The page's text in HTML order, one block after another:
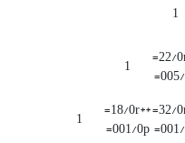
1
005/
1
001/
**18/0r=
001/0p=
1